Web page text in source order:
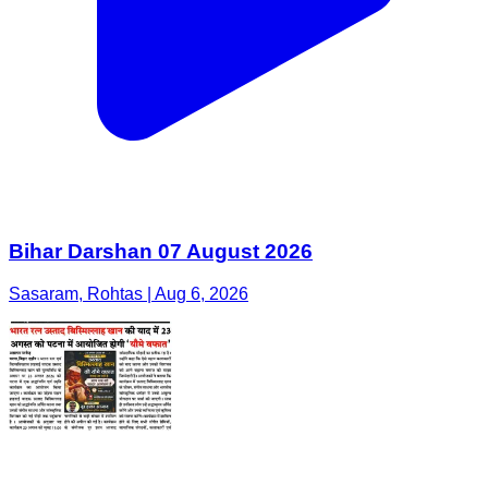
Bihar Darshan 07 August 2026
Sasaram, Rohtas | Aug 6, 2026